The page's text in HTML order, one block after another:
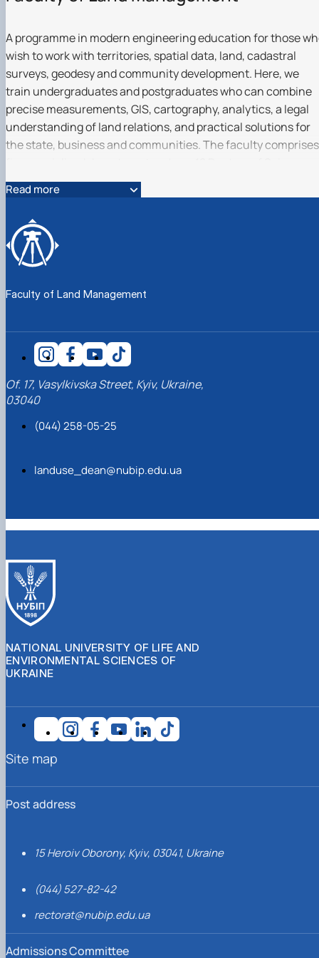
A programme in modern engineering education for those
wish to work with territories, spatial data, land, cadastral
surveys, geodesy and community development. Here, we
train undergraduates and postgraduates who can combine
precise measurements, GIS, cartography, analytics, a legal
understanding of land relations, and practical solutions for
the state, business and communities. The faculty comprises
and 22 Candidates of Science teach and conduct research.
is here that specialists are trained who are capable not only
of working with the land cadastre, land management,
geodetic and cartographic support, and land monitoring, but
also of seeing the bigger picture – how to manage resources,
develop territories, protect the land, and shape a vision for
the future.
Read more
Faculty of Land Management
Of. 17, Vasylkivska Street, Kyiv, Ukraine,
03040
(044) 258-05-25
landuse_dean@nubip.edu.ua
NATIONAL UNIVERSITY OF LIFE AND
ENVIRONMENTAL SCIENCES OF
UKRAINE
Post address
15 Heroiv Oborony, Kyiv, 03041, Ukraine
(044) 527-82-42
rectorat@nubip.edu.ua
Admissions Committee
Site map